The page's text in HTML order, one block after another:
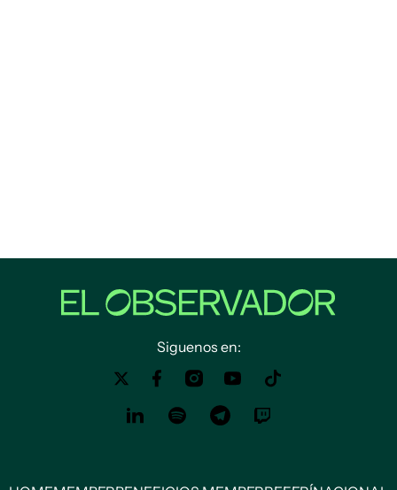
Siguenos en: